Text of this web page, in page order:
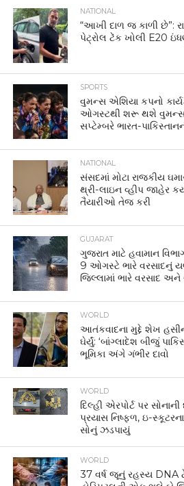
By OnlineDesk14
Posted on June 1, 2026
સ્વિટ્ઝર્લેન્ડની એક હોટેલમાં ભારતીય
આવેલા કેટલાક ખાસ નિયમો સોશિયલ
બન્યા છે. જાણીતા ઉદ્યોગપતિ હર્ષ
પોસ્ટ બાદ ફરી એકવાર ભારતીયોની